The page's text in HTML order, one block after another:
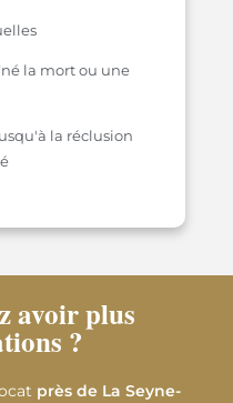
la mort ou une
la réclusion
avoir plus
?
près de La Seyne-